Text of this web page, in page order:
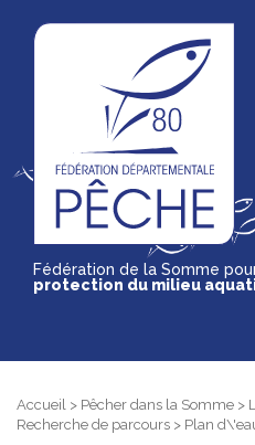
Fédération de la Somme
protection du milieu
Accueil > Pêcher dans la Somme >
Recherche de parcours > Plan